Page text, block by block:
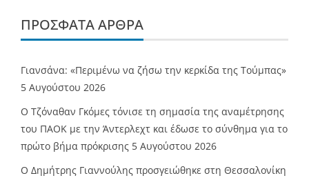
ΠΡΌΣΦΑΤΑ ΆΡΘΡΑ
Γιανσάνα: «Περιμένω να ζήσω την κερκίδα της Τούμπας»
5 Αυγούστου 2026
Ο Τζόναθαν Γκόμες τόνισε τη σημασία της αναμέτρησης
του ΠΑΟΚ με την Άντερλεχτ και έδωσε το σύνθημα για το
πρώτο βήμα πρόκρισης 5 Αυγούστου 2026
Ο Δημήτρης Γιαννούλης προσγειώθηκε στη Θεσσαλονίκη